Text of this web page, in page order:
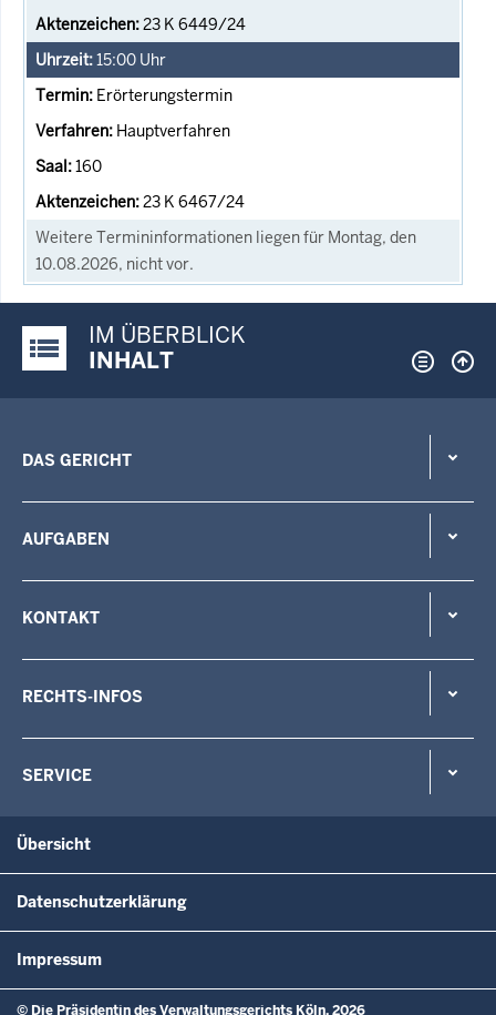
23 K 6449/24
15:00 Uhr
Erörterungstermin
Hauptverfahren
160
23 K 6467/24
Weitere Termininformationen liegen für Montag, den
10.08.2026, nicht vor.
Justiz-Portal im Überblick:
IM ÜBERBLICK
INHALT
DAS GERICHT
AUFGABEN
KONTAKT
RECHTS-INFOS
SERVICE
Übersicht
Datenschutzerklärung
Impressum
© Die Präsidentin des Verwaltungsgerichts Köln, 2026